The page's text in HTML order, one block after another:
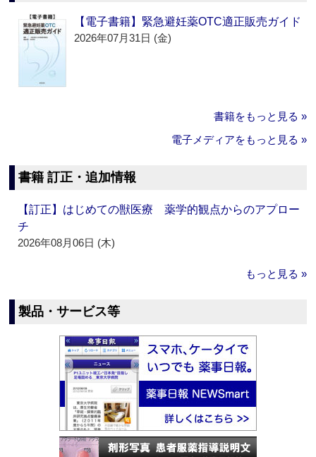
【電子書籍】緊急避妊薬OTC適正販売ガイド
2026年07月31日 (金)
書籍をもっと見る »
電子メディアをもっと見る »
書籍 訂正・追加情報
【訂正】はじめての獣医療 薬学的観点からのアプロー
チ
2026年08月06日 (木)
もっと見る »
製品・サービス等